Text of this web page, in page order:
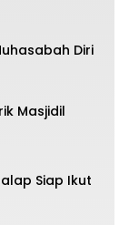
Diri
Masjidil
Siap Ikut